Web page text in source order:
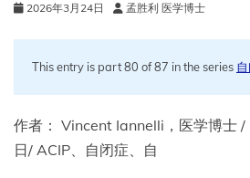
罗
2026年3月24日 孟胜利 医学博士
This entry is part 80 of 87 in the series
作者： Vincent Iannelli，医学博士
日/ ACIP、自闭症、自